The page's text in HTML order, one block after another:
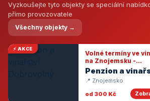
Vyzkoušejte tyto objekty se speciální
přímo provozovatele
Všechny objekty →
⚡ AKCE
Volné termíny ve
na Znojemsku -
degustace vín
Penzion a
Dobrovolný
📍 Znojemsko
od 300 Kč